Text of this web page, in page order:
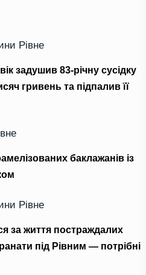
Рівне
задушив 83-річну сусідку
гривень та підпалив її
баклажанів із
Рівне
за життя постраждалих
під Рівним — потрібні